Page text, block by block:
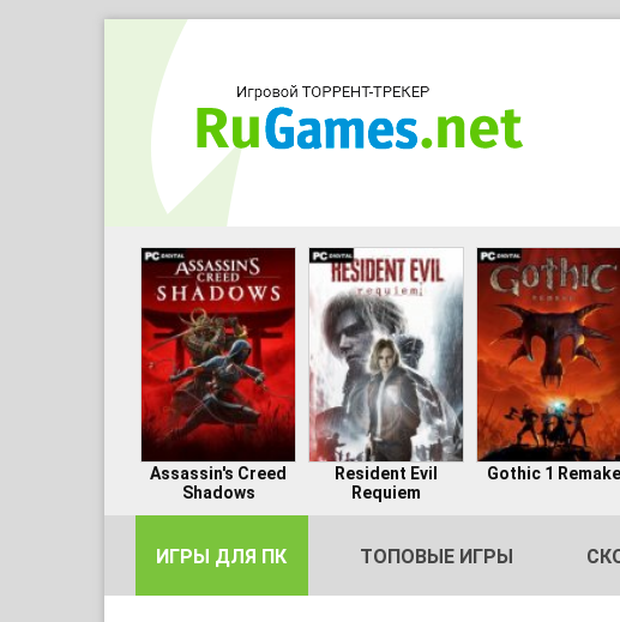
Assassin's Creed
Shadows
Resident Evil
Requiem
Gothic 1 Remake
ИГРЫ ДЛЯ ПК ТОПОВЫЕ ИГРЫ